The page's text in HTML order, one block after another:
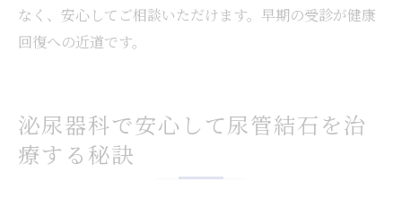
なく、安心してご相談いただけます。早期の受診が健康
回復への近道です。
泌尿器科で安心して尿管結石を治
療する秘訣